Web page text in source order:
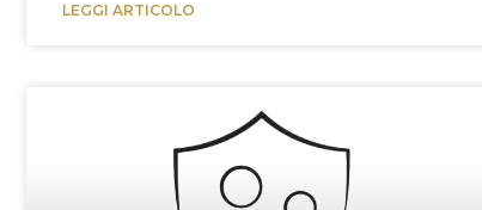
LEGGI ARTICOLO